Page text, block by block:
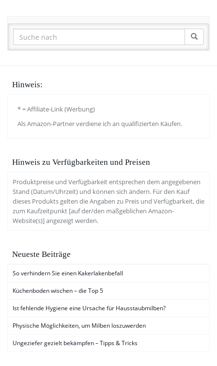
Hinweis:
* = Affiliate-Link (Werbung)
Als Amazon-Partner verdiene ich an qualifizierten Käufen.
Hinweis zu Verfügbarkeiten und Preisen
Produktpreise und Verfügbarkeit entsprechen dem angegebenen
Stand (Datum/Uhrzeit) und können sich ändern. Für den Kauf
dieses Produkts gelten die Angaben zu Preis und Verfügbarkeit, die
zum Kaufzeitpunkt [auf der/den maßgeblichen Amazon-
Website(s)] angezeigt werden.
Neueste Beiträge
So verhindern Sie einen Kakerlakenbefall
Küchenboden wischen – die Top 5
Ist fehlende Hygiene eine Ursache für Hausstaubmilben?
Physische Möglichkeiten, um Milben loszuwerden
Ungeziefer gezielt bekämpfen – Tipps & Tricks